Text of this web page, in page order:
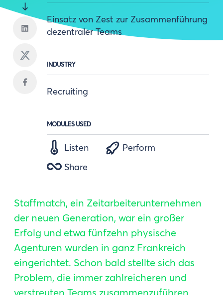
Einsatz von Zest zur Zusammenführung
dezentraler Teams
INDUSTRY
Recruiting
MODULES USED
Listen
Perform
Share
Staffmatch, ein Zeitarbeiterunternehmen
der neuen Generation, war ein großer
Erfolg und etwa fünfzehn physische
Agenturen wurden in ganz Frankreich
eingerichtet. Schon bald stellte sich das
Problem, die immer zahlreicheren und
verstreuten Teams zusammenzuführen.